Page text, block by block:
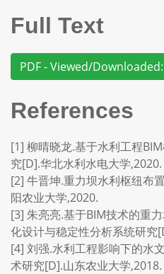
Full Text
PDF - Viewed/
References
[1] 柳晴晓龙.基于水利工程
究[D].华北水利水电大学,2020.
[2] 牛晋坤.重力坝水利枢纽布
阳农业大学,2020.
[3] 朱亮亮.基于BIM技术的重
化设计与稳定性分析系统研究
[4] 刘强.水利工程影响下的水
术研究[D].山东农业大学,2018.